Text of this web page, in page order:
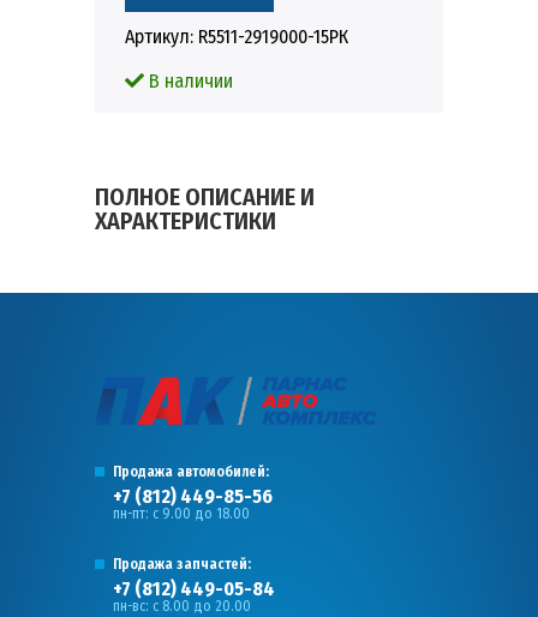
Артикул: R5511-2919000-15РК
В наличии
ПОЛНОЕ ОПИСАНИЕ И
ХАРАКТЕРИСТИКИ
Продажа автомобилей:
+7 (812) 449-85-56
пн-пт: с 9.00 до 18.00
Продажа запчастей:
+7 (812) 449-05-84
пн-вс: с 8.00 до 20.00